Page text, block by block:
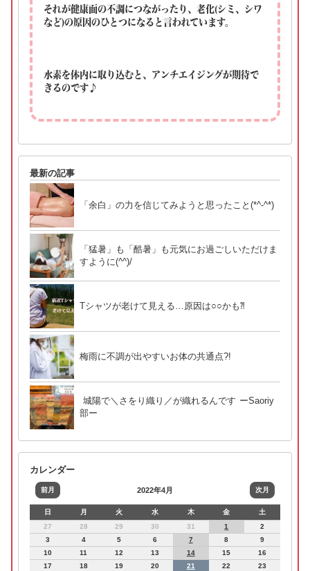
それが健康面の不調につながったり、老化(シミ、シワ
など)の原因のひとつになると言われています。
水素を体内に取り込むと、アンチエイジングが期待で
きるのです♪
最新の記事
「余白」の力を信じてみようと思ったこと(*^-^*)
「猛暑」も「酷暑」も元気にお過ごしいただけま
すように(^^)/
Tシャツが老けて見える…原因は○○かも⁈
梅雨に不調が出やすいお体の共通点?!
城陽で＼さをり織り／が織れるんです ーSaoriy
部ー
カレンダー
前月 2022年4月 次月
日 月 火 水 木 金
土
27
28 29 30 31 1
2
3
4 5 6 7 8
9
10
11 12 13 14 15
16
17
18 19 20 21 22
23